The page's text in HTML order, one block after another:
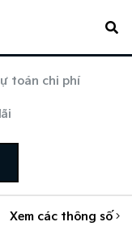
toán chi phí
Xem các thông số